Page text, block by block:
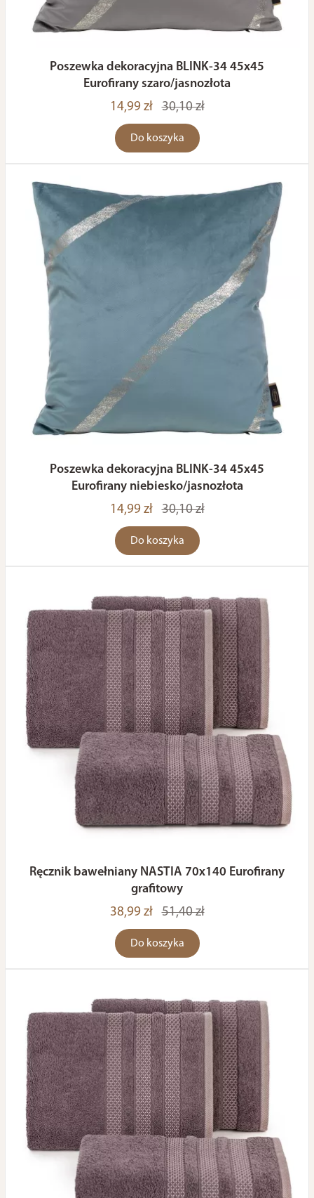
Poszewka dekoracyjna BLINK-34 45x45
Eurofirany szaro/jasnozłota
14,99 zł
30,10 zł
Do koszyka
Poszewka dekoracyjna BLINK-34 45x45
Eurofirany niebiesko/jasnozłota
14,99 zł
30,10 zł
Do koszyka
Ręcznik bawełniany NASTIA 70x140 Eurofirany
grafitowy
38,99 zł
51,40 zł
Do koszyka